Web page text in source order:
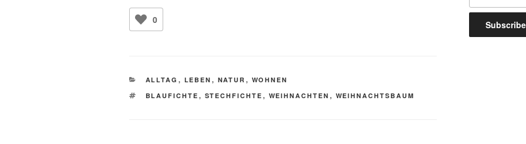
0
KATEGORIEN
ALLTAG , LEBEN , NATUR , WOHNEN
SCHLAGWÖRTER
BLAUFICHTE , STECHFICHTE , WEIHNACHTEN , WEIHNACHTSBAUM